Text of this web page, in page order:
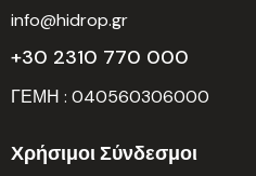
info@hidrop.gr
+30 2310 770 000
ΓΕΜΗ : 040560306000
Χρήσιμοι Σύνδεσμοι